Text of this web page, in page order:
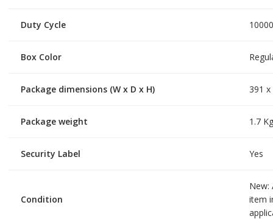
Duty Cycle
Box Color
Package dimensions (W x D x H) 391
Package weight 1.7
Security Label Yes
Condition
New:
item